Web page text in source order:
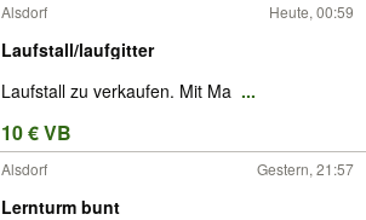
Alsdorf Heute, 00:59
Laufstall/laufgitter
Laufstall zu verkaufen. Mit Ma ...
10 € VB
Alsdorf Gestern, 21:57
Lernturm bunt